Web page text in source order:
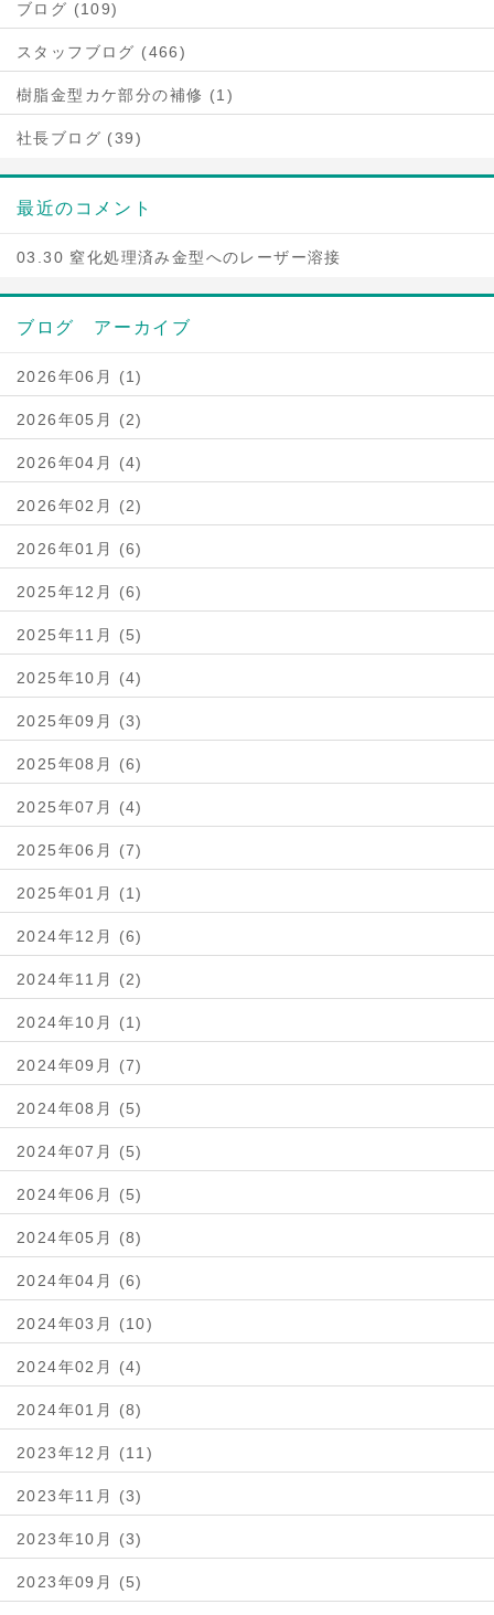
ブログ (109)
スタッフブログ (466)
樹脂金型カケ部分の補修 (1)
社長ブログ (39)
最近のコメント
03.30 窒化処理済み金型へのレーザー溶接
ブログ アーカイブ
2026年06月 (1)
2026年05月 (2)
2026年04月 (4)
2026年02月 (2)
2026年01月 (6)
2025年12月 (6)
2025年11月 (5)
2025年10月 (4)
2025年09月 (3)
2025年08月 (6)
2025年07月 (4)
2025年06月 (7)
2025年01月 (1)
2024年12月 (6)
2024年11月 (2)
2024年10月 (1)
2024年09月 (7)
2024年08月 (5)
2024年07月 (5)
2024年06月 (5)
2024年05月 (8)
2024年04月 (6)
2024年03月 (10)
2024年02月 (4)
2024年01月 (8)
2023年12月 (11)
2023年11月 (3)
2023年10月 (3)
2023年09月 (5)